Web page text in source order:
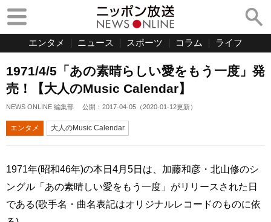
エンタメ ニュース スポーツ コラム ライフ
1971/4/5「あの素晴らしい愛をもう一度」発
売！【大人のMusic Calendar】
NEWS ONLINE 編集部 公開： 2017-04-05 （2020-01-12更新）
エンタメ 大人のMusic Calendar
1971年(昭和46年)の本日4月5日は、加藤和彦・北山修のシ
ングル「あの素晴しい愛をもう一度」がリリースされた日
である(歌手名・曲名表記はオリジナルレコードのものに依